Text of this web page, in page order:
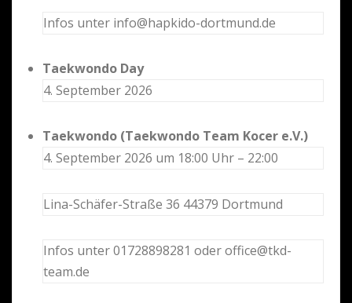
Infos unter info@hapkido-dortmund.de
Taekwondo Day
4. September 2026
Taekwondo (Taekwondo Team Kocer e.V.)
4. September 2026 um 18:00 Uhr – 22:00
Lina-Schäfer-Straße 36 44379 Dortmund
Infos unter 01728898281 oder office@tkd-
team.de